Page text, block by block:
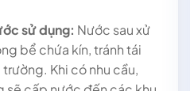
sử dụng: Nước sau xử
bể chứa kín, tránh tái
Khi có nhu cầu,